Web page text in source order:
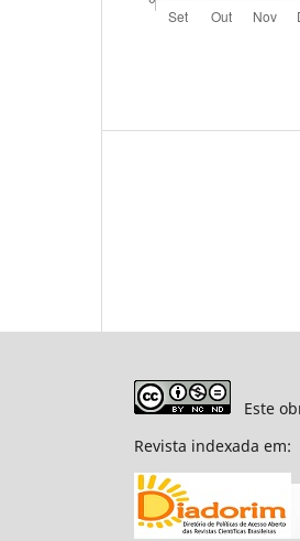
Este
Revista indexada